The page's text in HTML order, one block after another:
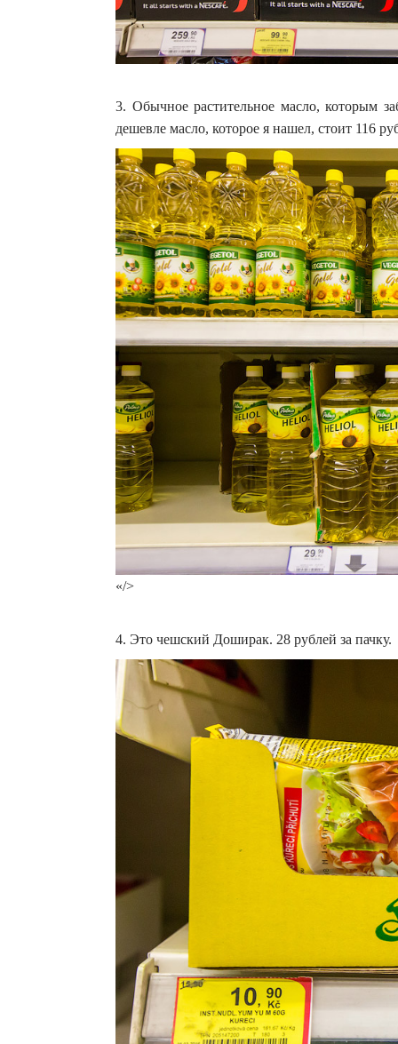
3. Обычное растительное масло, которым
дешевле масло, которое я нашел, стоит 116
«/>
4. Это чешский Доширак. 28 рублей за пачку.